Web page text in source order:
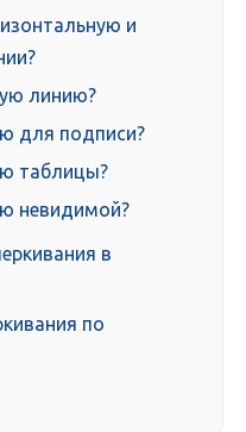
и
линию?
для подписи?
таблицы?
невидимой?
в
по